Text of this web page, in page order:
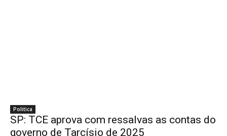
Politica
SP: TCE aprova com ressalvas as contas do
governo de Tarcísio de 2025